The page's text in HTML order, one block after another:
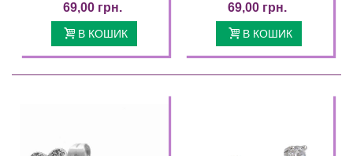
69,00 грн.
В КОШИК
69,00 грн.
В КОШИК